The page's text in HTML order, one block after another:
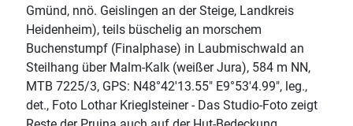
Gmünd, nnö. Geislingen an der Steige, Landkreis
Heidenheim), teils büschelig an morschem
Buchenstumpf (Finalphase) in Laubmischwald an
Steilhang über Malm-Kalk (weißer Jura), 584 m NN,
MTB 7225/3, GPS: N48°42'13.55" E9°53'4.99", leg.,
det., Foto Lothar Krieglsteiner - Das Studio-Foto zeigt